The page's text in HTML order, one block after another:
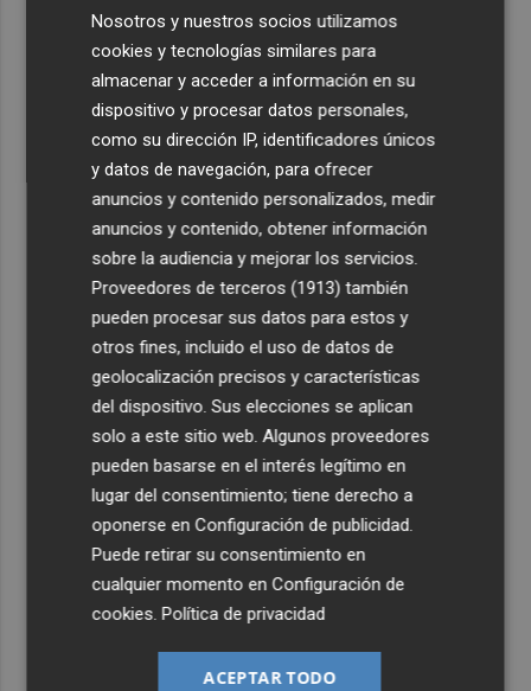
Últimas Noticias
Previsión turística: el Consell prevé una ocupación
hotelera del 75% en Castellón en agosto: los
apartamentos alcanzarán un 89%
Nacho Huerta, Luis Vidal y Manu Furtado renuevan con
el Léleman Conqueridor
Vila-real proyecta una inversión de 7 millones en un
nuevo espacio deportivo: un complejo con pista de
atletismo y ciclismo
Los 140 controles de la Policía Local en Lorca se saldan
con seis detenidos
El programa 'Santomera Florece' forma e impulsa la
inserción laboral de diez personas desempleadas
Nosotros y nuestros socios utilizamos
cookies y tecnologías similares para
almacenar y acceder a información en su
dispositivo y procesar datos personales,
como su dirección IP, identificadores únicos
y datos de navegación, para ofrecer
anuncios y contenido personalizados, medir
anuncios y contenido, obtener información
sobre la audiencia y mejorar los servicios.
Proveedores de terceros (1913) también
pueden procesar sus datos para estos y
otros fines, incluido el uso de datos de
geolocalización precisos y características
del dispositivo. Sus elecciones se aplican
solo a este sitio web. Algunos proveedores
pueden basarse en el interés legítimo en
lugar del consentimiento; tiene derecho a
oponerse enConfiguración de publicidad
Puede retirar su consentimiento en
cualquier momento enConfiguración de
cookies .Política de privacidad
ACEPTAR TODO